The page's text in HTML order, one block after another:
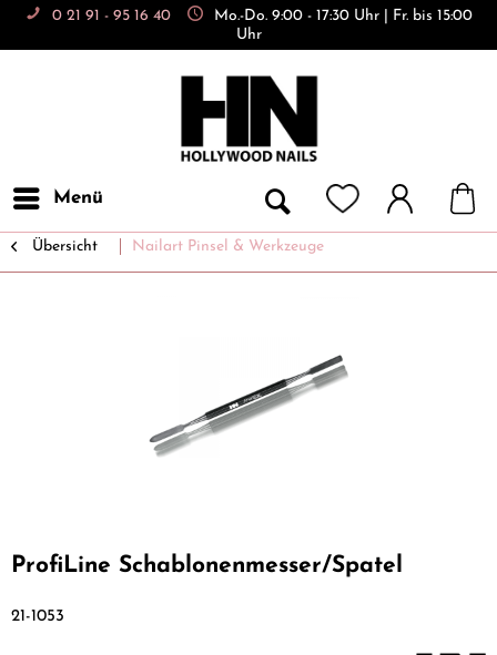
0 21 91 - 95 16 40
Mo.-Do. 9:00 - 17:30 Uhr | Fr. bis 15:00
Uhr
Menü
Übersicht Nailart Pinsel & Werkzeuge
ProfiLine Schablonenmesser/Spatel
21-1053